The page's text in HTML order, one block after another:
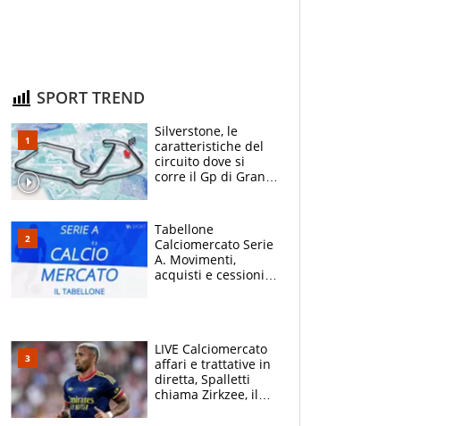
SPORT TREND
Silverstone, le
caratteristiche del
circuito dove si
corre il Gp di Gran
Tabellone
Calciomercato Serie
A. Movimenti,
acquisti e cessioni:
LIVE Calciomercato
affari e trattative in
diretta, Spalletti
chiama Zirkzee, il